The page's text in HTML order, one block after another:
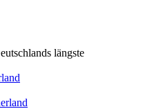
längste